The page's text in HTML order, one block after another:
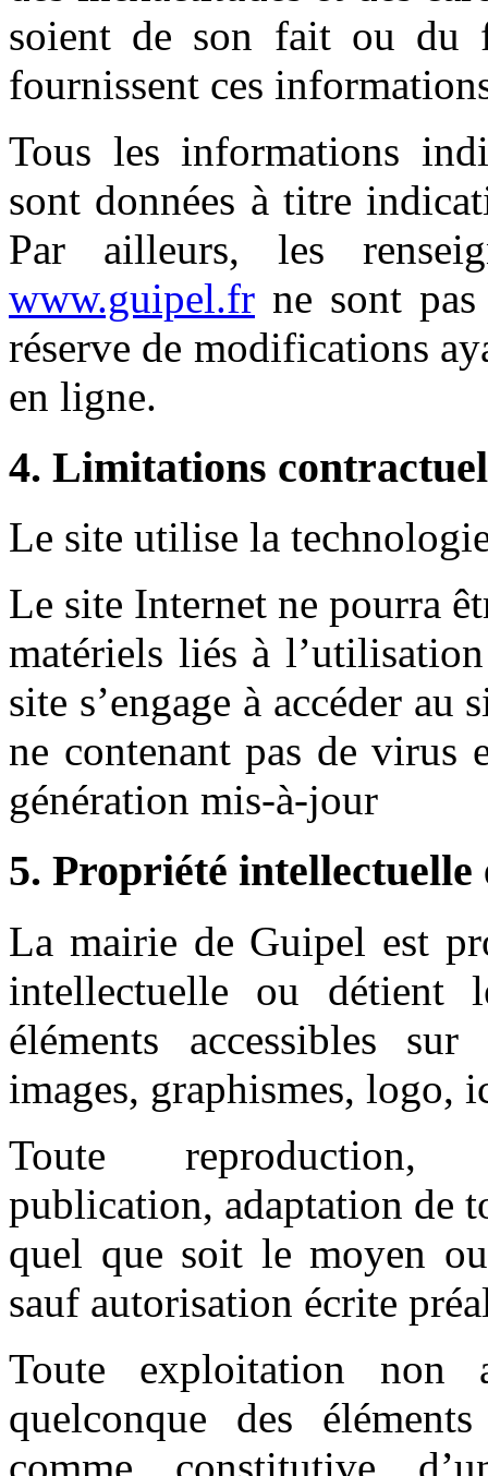
soient de son fait ou du
fournissent ces
Tous les informations
sont données à titre
Par ailleurs, les
www.guipel.fr ne sont
réserve de modifications
en ligne.
4. Limitations
Le site utilise la
Le site Internet ne pourra
matériels liés à
site s’engage à accéder
ne contenant pas de virus
génération mis-à-jour
5. Propriété intellectuelle
La mairie de Guipel est
intellectuelle ou détient
éléments accessibles
images, graphismes, logo,
Toute reproduction,
publication, adaptation de
quel que soit le moyen
sauf autorisation écrite
Toute exploitation
quelconque des
comme constitutive